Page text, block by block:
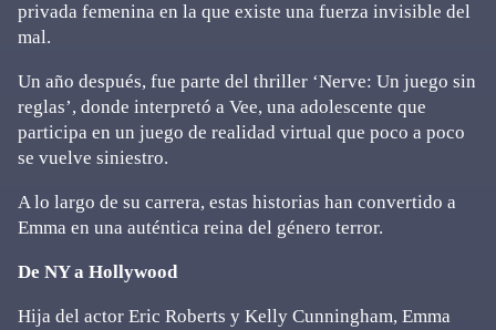
privada femenina en la que existe una fuerza invisible del
mal.
Un año después, fue parte del thriller ‘Nerve: Un juego sin
reglas’, donde interpretó a Vee, una adolescente que
participa en un juego de realidad virtual que poco a poco
se vuelve siniestro.
A lo largo de su carrera, estas historias han convertido a
Emma en una auténtica reina del género terror.
De NY a Hollywood
Hija del actor Eric Roberts y Kelly Cunningham, Emma